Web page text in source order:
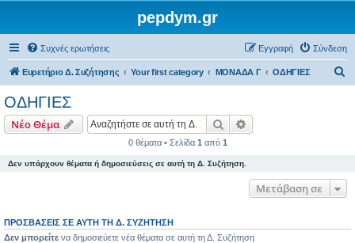
pepdym.gr
Συχνές ερωτήσεις Σύνδεση
Εγγραφή
Ευρετήριο Δ. Συζήτησης Your first category ΜΟΝΑΔΑ Γ ΟΔΗΓΙΕΣ
ΟΔΗΓΙΕΣ
Νέο Θέμα Αναζήτηση
0 θέματα • Σελίδα 1 από 1
Δεν υπάρχουν θέματα ή δημοσιεύσεις σε αυτή τη Δ. Συζήτηση.
Μετάβαση σε
ΠΡΟΣΒΆΣΕΙΣ ΣΕ ΑΥΤΉ ΤΗ Δ. ΣΥΖΉΤΗΣΗ
Δεν μπορείτε να δημοσιεύετε νέα θέματα σε αυτή τη Δ. Συζήτηση